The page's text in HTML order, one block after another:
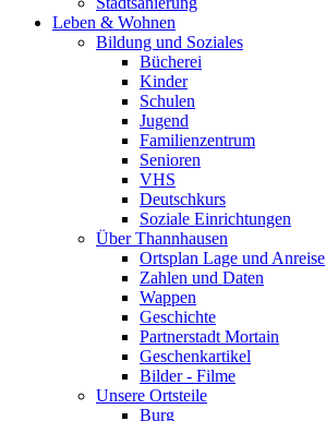
Leben & Wohnen
Bildung und Soziales
Bücherei
Kinder
Schulen
Jugend
Familienzentrum
Senioren
VHS
Deutschkurs
Soziale Einrichtungen
Über Thannhausen
Ortsplan Lage und Anreise
Zahlen und Daten
Wappen
Geschichte
Partnerstadt Mortain
Geschenkartikel
Bilder - Filme
Unsere Ortsteile
Burg